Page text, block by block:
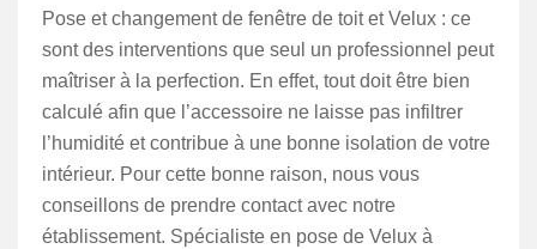
Pose et changement de fenêtre de toit et Velux : ce
sont des interventions que seul un professionnel peut
maîtriser à la perfection. En effet, tout doit être bien
calculé afin que l’accessoire ne laisse pas infiltrer
l’humidité et contribue à une bonne isolation de votre
intérieur. Pour cette bonne raison, nous vous
conseillons de prendre contact avec notre
établissement. Spécialiste en pose de Velux à